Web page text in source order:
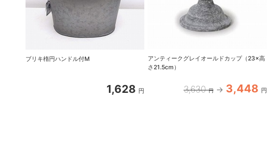
ブリキ楕円ハンドル付M
1,628 円
アンティークグレイオールドカップ（23×高
さ21.5cm）
3,630 円 3,448 円